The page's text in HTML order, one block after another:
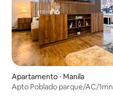
Apartamento ⋅ Manila
Apto Poblado parque/AC/1mn